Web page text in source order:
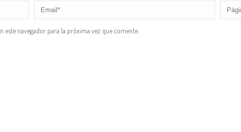
navegador para la próxima vez que comente.